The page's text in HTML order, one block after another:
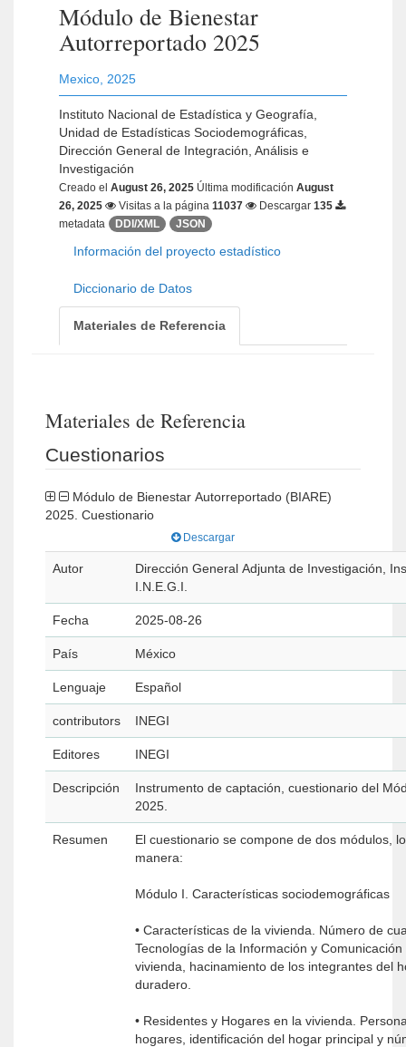
Módulo de Bienestar
Autorreportado 2025
Mexico 2025
Instituto Nacional de Estadística y Geografía,
Unidad de Estadísticas Sociodemográficas,
Dirección General de Integración, Análisis e
Investigación
Creado el August 26, 2025 Última modificación August
26, 2025
Visitas a la página 11037 Descargar 135
metadata
DDI/XML JSON
Información del proyecto estadístico
Diccionario de Datos
Materiales de Referencia
Materiales de Referencia
Cuestionarios
2025. Cuestionario
Descargar
Autor
Dirección General Adjunta de Investigación,
I.N.E.G.I.
Fecha 2025-08-26
País México
Lenguaje Español
contributors INEGI
Editores INEGI
Descripción
Instrumento de captación, cuestionario del
2025.
Resumen
El cuestionario se compone de dos módulos,
manera:
Módulo I. Características sociodemográficas
• Características de la vivienda. Número de
Tecnologías de la Información y
vivienda, hacinamiento de los integrantes del
duradero.
• Residentes y Hogares en la vivienda.
hogares, identificación del hogar principal y